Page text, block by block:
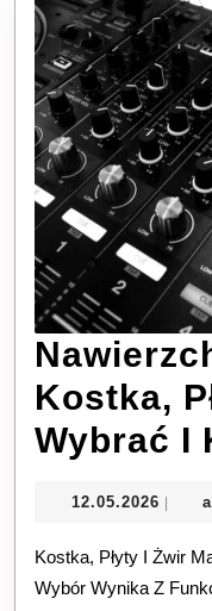
Kostka,
Wybrać I
12.05.2026
Kostka, Płyty I Żwir
Wybór Wynika Z